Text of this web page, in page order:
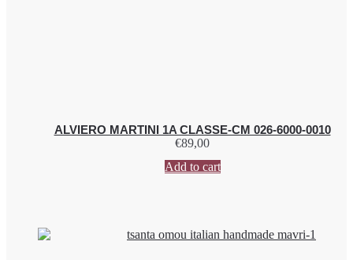
ALVIERO MARTINI 1A CLASSE-CM 026-6000-0010
€89,00
Add to cart